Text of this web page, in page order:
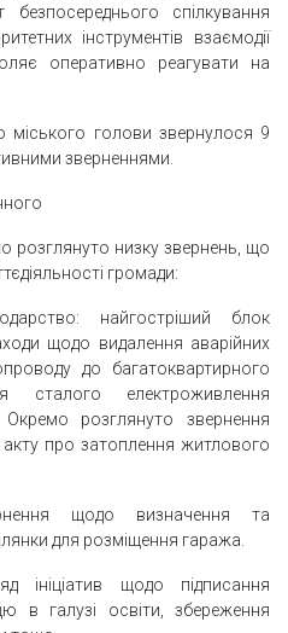
спілкування
інструментів взаємодії
оперативно реагувати на
голови звернулося 9
зверненнями.
розглянуто низку звернень, що
громади:
найгостріший блок
щодо видалення аварійних
до багатоквартирного
сталого електроживлення
Окремо розглянуто звернення
про затоплення житлового
щодо визначення та
для розміщення гаража.
ініціатив щодо підписання
в галузі освіти, збереження